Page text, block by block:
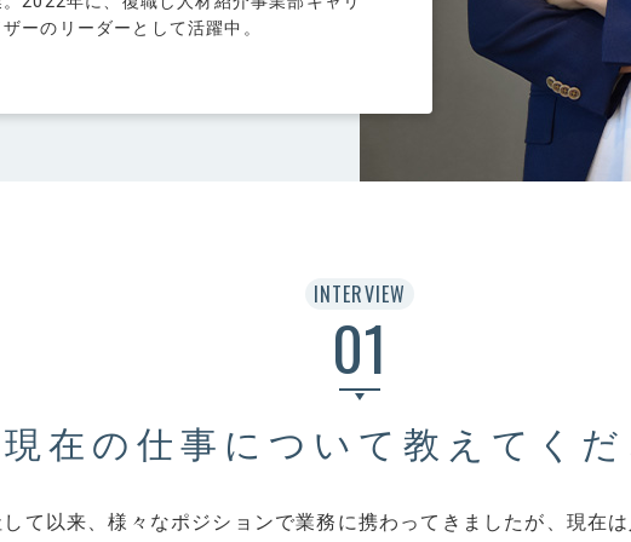
ーのリーダーとして活躍中。
INTERVIEW
01
現在の仕事について教えてく
て以来、様々なポジションで業務に携わってきましたが、現在
在宅・リモート勤務
CONTACT お